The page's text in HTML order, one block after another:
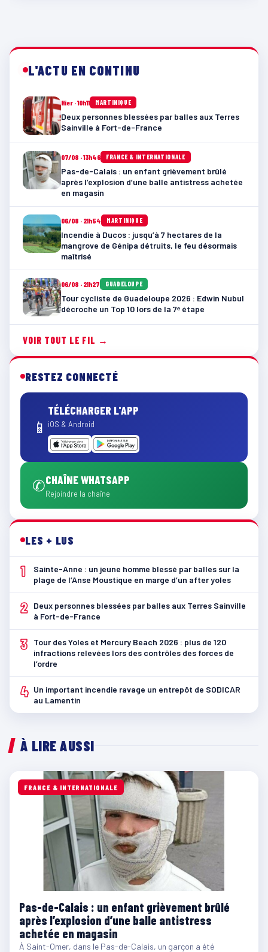
L'ACTU EN CONTINU
Hier · 10h11 MARTINIQUE
Deux personnes blessées par balles aux Terres
Sainville à Fort-de-France
07/08 · 13h46 FRANCE & INTERNATIONALE
Pas-de-Calais : un enfant grièvement brûlé
après l’explosion d’une balle antistress achetée
en magasin
06/08 · 21h54 MARTINIQUE
Incendie à Ducos : jusqu’à 7 hectares de la
mangrove de Génipa détruits, le feu désormais
maîtrisé
06/08 · 21h27 GUADELOUPE
Tour cycliste de Guadeloupe 2026 : Edwin Nubul
décroche un Top 10 lors de la 7ᵉ étape
VOIR TOUT LE FIL →
RESTEZ CONNECTÉ
📱
TÉLÉCHARGER L'APP
iOS & Android
✆CHAÎNE WHATSAPP
Rejoindre la chaîne
LES + LUS
1
Sainte-Anne : un jeune homme blessé par balles sur la
plage de l’Anse Moustique en marge d’un after yoles
2
Deux personnes blessées par balles aux Terres Sainville
à Fort-de-France
3
Tour des Yoles et Mercury Beach 2026 : plus de 120
infractions relevées lors des contrôles des forces de
l’ordre
4 Un important incendie ravage un entrepôt de SODICAR
au Lamentin
À LIRE AUSSI
FRANCE & INTERNATIONALE
Pas-de-Calais : un enfant grièvement brûlé
après l’explosion d’une balle antistress
achetée en magasin
À Saint-Omer, dans le Pas-de-Calais, un garçon a été